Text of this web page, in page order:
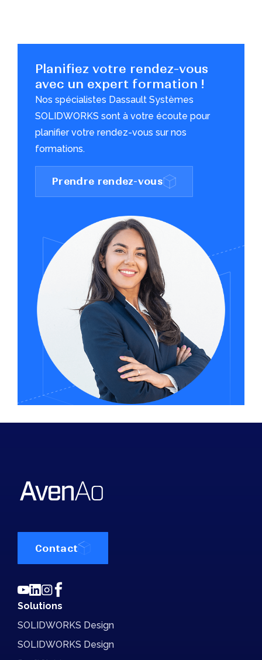
Planifiez votre rendez-vous
avec un expert formation !
Nos spécialistes Dassault Systèmes
SOLIDWORKS sont à votre écoute pour
planifier votre rendez-vous sur nos
formations.
Prendre rendez-vous
Contact
Solutions
SOLIDWORKS Design
SOLIDWORKS Design